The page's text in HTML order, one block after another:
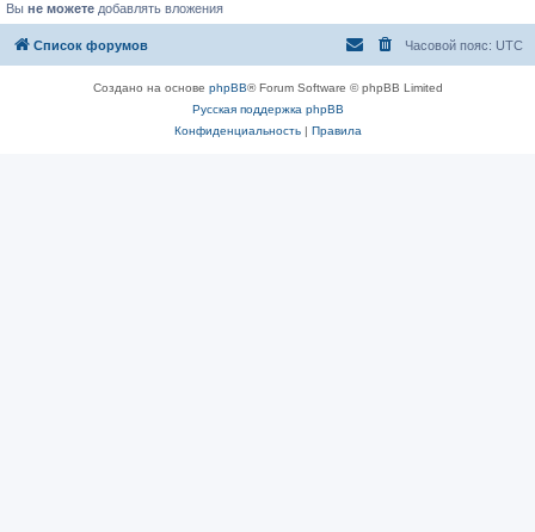
Вы не можете добавлять вложения
Список форумов Часовой пояс: UTC
Создано на основе phpBB® Forum Software © phpBB Limited
Русская поддержка phpBB
Конфиденциальность| Правила